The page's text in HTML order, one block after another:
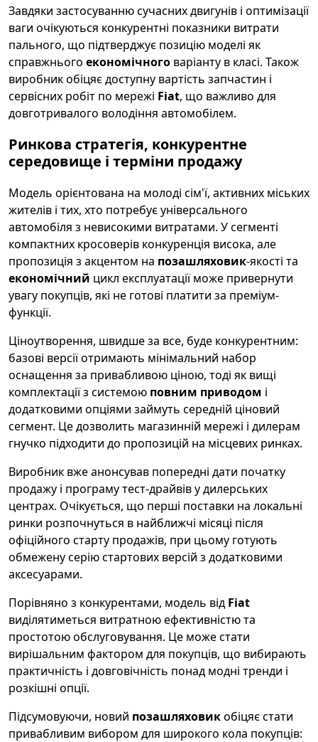
Завдяки застосуванню сучасних двигунів і оптимізації
ваги очікуються конкурентні показники витрати
пального, що підтверджує позицію моделі як
справжнього економічного варіанту в класі. Також
виробник обіцяє доступну вартість запчастин і
сервісних робіт по мережі Fiat, що важливо для
довготривалого володіння автомобілем.
Ринкова стратегія, конкурентне
середовище і терміни продажу
Модель орієнтована на молоді сім'ї, активних міських
жителів і тих, хто потребує універсального
автомобіля з невисокими витратами. У сегменті
компактних кросоверів конкуренція висока, але
пропозиція з акцентом на позашляховик-якості та
економічний цикл експлуатації може привернути
увагу покупців, які не готові платити за преміум-
функції.
Ціноутворення, швидше за все, буде конкурентним:
базові версії отримають мінімальний набор
оснащення за привабливою ціною, тоді як вищі
комплектації з системою повним приводом і
додатковими опціями займуть середній ціновий
сегмент. Це дозволить магазинній мережі і дилерам
гнучко підходити до пропозицій на місцевих ринках.
Виробник вже анонсував попередні дати початку
продажу і програму тест-драйвів у дилерських
центрах. Очікується, що перші поставки на локальні
ринки розпочнуться в найближчі місяці після
офіційного старту продажів, при цьому готують
обмежену серію стартових версій з додатковими
аксесуарами.
Порівняно з конкурентами, модель від Fiat
виділятиметься витратною ефективністю та
простотою обслуговування. Це може стати
вирішальним фактором для покупців, що вибирають
практичність і довговічність понад модні тренди і
розкішні опції.
Підсумовуючи, новий позашляховикобіцяє стати
привабливим вибором для широкого кола покупців: